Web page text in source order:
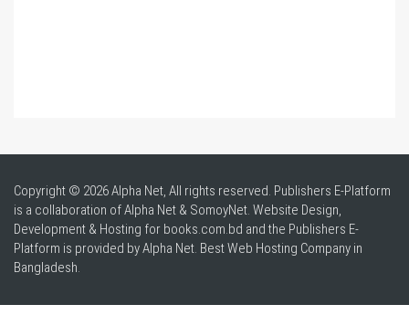
Copyright © 2026 Alpha Net, All rights reserved. Publishers E-Platform
is a collaboration of Alpha Net & SomoyNet. Website Design,
Development & Hosting for books.com.bd and the Publishers E-
Platform is provided by Alpha Net. BestWeb Hosting Company in
Bangladesh.